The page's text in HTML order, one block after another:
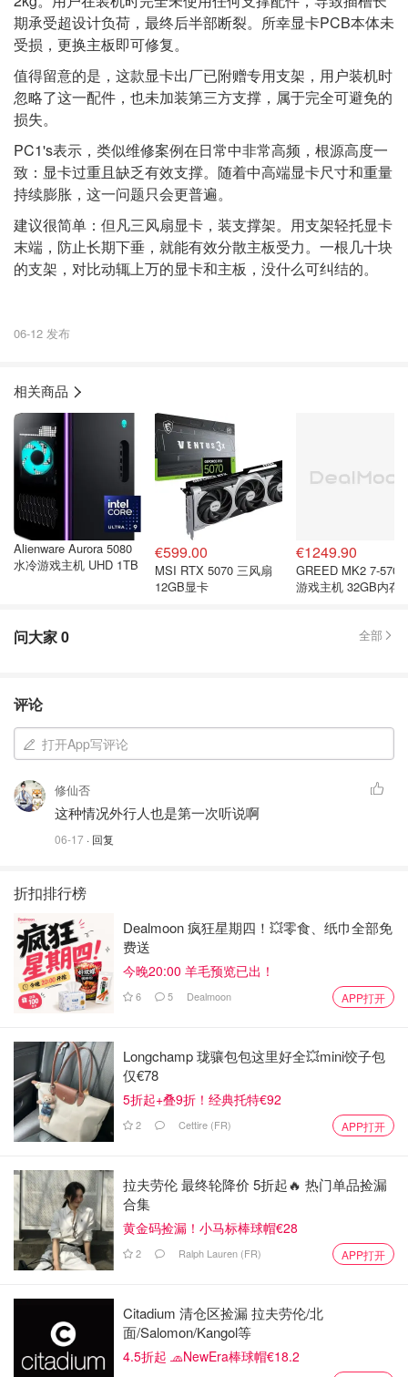
期承受超设计负荷，最终后半部断裂。所幸显卡PCB本体未
受损，更换主板即可修复。
值得留意的是，这款显卡出厂已附赠专用支架，用户装机时
忽略了这一配件，也未加装第三方支撑，属于完全可避免的
损失。
PC1's表示，类似维修案例在日常中非常高频，根源高度一
致：显卡过重且缺乏有效支撑。随着中高端显卡尺寸和重量
持续膨胀，这一问题只会更普遍。
建议很简单：但凡三风扇显卡，装支撑架。用支架轻托显卡
末端，防止长期下垂，就能有效分散主板受力。一根几十块
的支架，对比动辄上万的显卡和主板，没什么可纠结的。
06-12 发布
相关商品
Alienware Aurora 5080
水冷游戏主机 UHD 1TB
€599.00
MSI RTX 5070 三风扇
12GB显卡
€1249.90
GREED MK2 7-
游戏主机 32GB内存
问大家0 全部
评论
打开App写评论
修仙否
这种情况外行人也是第一次听说啊
06-17 · 回复
折扣排行榜
Dealmoon 疯狂星期四！💥零食、纸巾全部免
费送
今晚20:00 羊毛预览已出！
6 5 Dealmoon APP打开
Longchamp 珑骧包包这里好全💥mini饺子包
仅€78
5折起+叠9折！经典托特€92
2 Cettire (FR) APP打开
拉夫劳伦 最终轮降价 5折起🔥 热门单品捡漏
合集
黄金码捡漏！小马标棒球帽€28
2 Ralph Lauren (FR) APP打开
Citadium 清仓区捡漏 拉夫劳伦/北
面/Salomon/Kangol等
4.5折起 🧢NewEra棒球帽€18.2